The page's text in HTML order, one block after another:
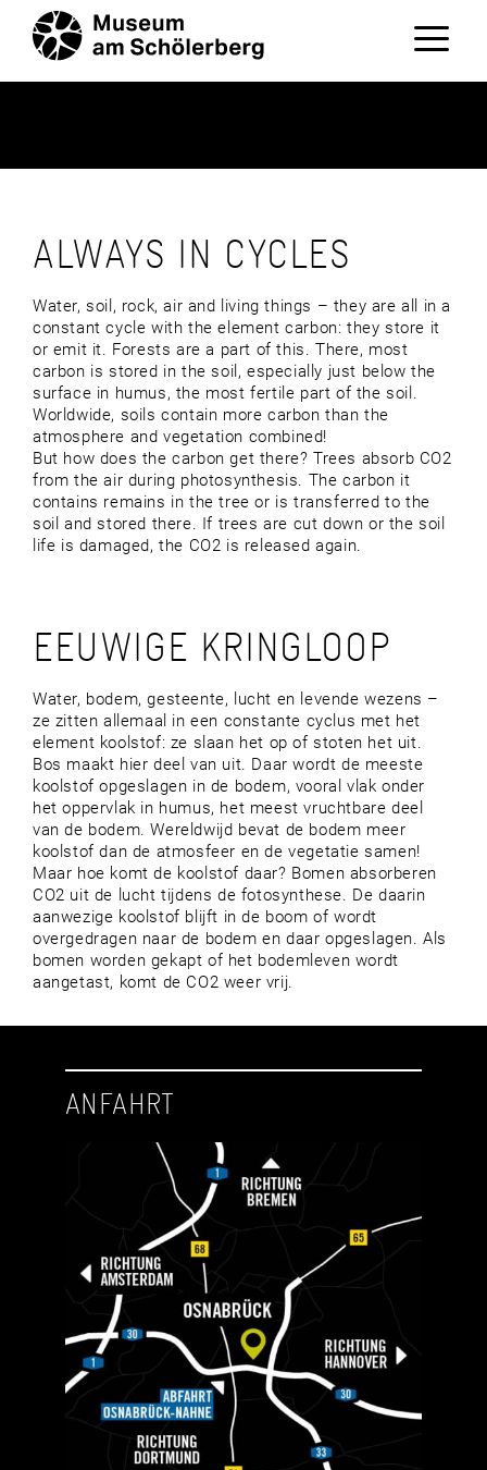
Inhalt
springen
ALWAYS IN CYCLES
Water, soil, rock, air and living things – they are all in a
constant cycle with the element carbon: they store it
or emit it. Forests are a part of this. There, most
carbon is stored in the soil, especially just below the
surface in humus, the most fertile part of the soil.
Worldwide, soils contain more carbon than the
atmosphere and vegetation combined!
But how does the carbon get there? Trees absorb CO2
from the air during photosynthesis. The carbon it
contains remains in the tree or is transferred to the
soil and stored there. If trees are cut down or the soil
life is damaged, the CO2 is released again.
EEUWIGE KRINGLOOP
Water, bodem, gesteente, lucht en levende wezens –
ze zitten allemaal in een constante cyclus met het
element koolstof: ze slaan het op of stoten het uit.
Bos maakt hier deel van uit. Daar wordt de meeste
koolstof opgeslagen in de bodem, vooral vlak onder
het oppervlak in humus, het meest vruchtbare deel
van de bodem. Wereldwijd bevat de bodem meer
koolstof dan de atmosfeer en de vegetatie samen!
Maar hoe komt de koolstof daar? Bomen absorberen
CO2 uit de lucht tijdens de fotosynthese. De daarin
aanwezige koolstof blijft in de boom of wordt
overgedragen naar de bodem en daar opgeslagen. Als
bomen worden gekapt of het bodemleven wordt
aangetast, komt de CO2 weer vrij.
ANFAHRT